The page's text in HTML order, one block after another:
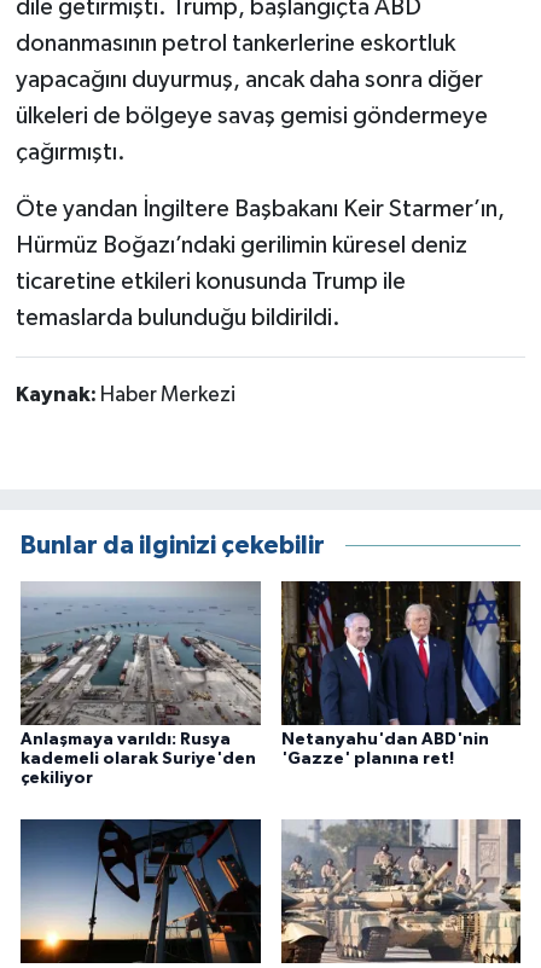
dile getirmişti. Trump, başlangıçta ABD
donanmasının petrol tankerlerine eskortluk
yapacağını duyurmuş, ancak daha sonra diğer
ülkeleri de bölgeye savaş gemisi göndermeye
çağırmıştı.
Öte yandan İngiltere Başbakanı Keir Starmer’ın,
Hürmüz Boğazı’ndaki gerilimin küresel deniz
ticaretine etkileri konusunda Trump ile
temaslarda bulunduğu bildirildi.
Kaynak: Haber Merkezi
Bunlar da ilginizi çekebilir
Anlaşmaya varıldı: Rusya
kademeli olarak Suriye'den
çekiliyor
Netanyahu'dan ABD'nin
'Gazze' planına ret!